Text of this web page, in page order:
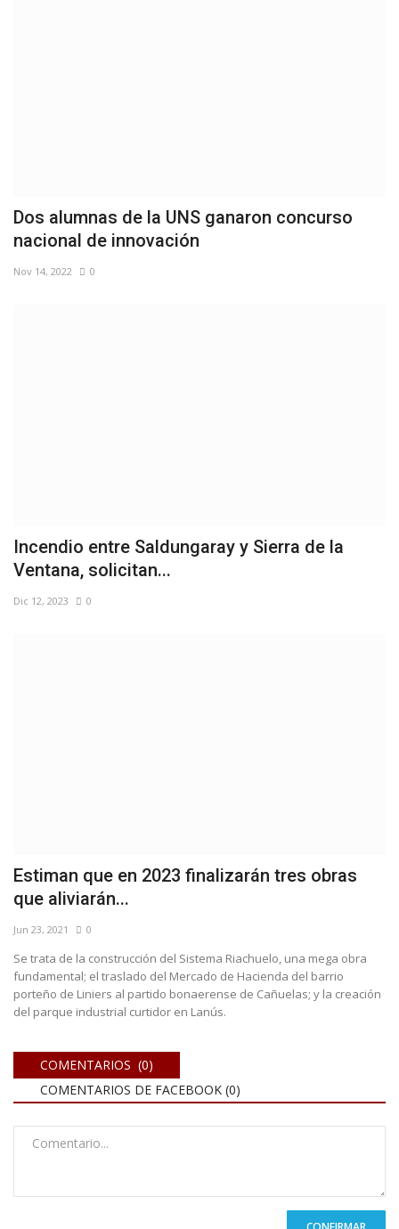
Dos alumnas de la UNS ganaron concurso
nacional de innovación
Nov 14, 2022 0
Incendio entre Saldungaray y Sierra de la
Ventana, solicitan...
Dic 12, 2023 0
Estiman que en 2023 finalizarán tres obras
que aliviarán...
Jun 23, 2021 0
Se trata de la construcción del Sistema Riachuelo, una mega obra
fundamental; el traslado del Mercado de Hacienda del barrio
porteño de Liniers al partido bonaerense de Cañuelas; y la creación
del parque industrial curtidor en Lanús.
COMENTARIOS (0)
COMENTARIOS DE FACEBOOK (0)